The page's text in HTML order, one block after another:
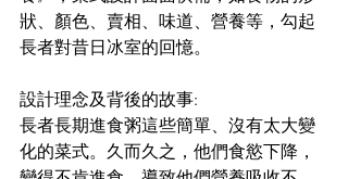
狀、顏色、賣相、味道、營養等，勾起
長者對昔日冰室的回憶。
設計理念及背後的故事:
長者長期進食粥這些簡單、沒有太大變
化的菜式。久而久之，他們食慾下降，